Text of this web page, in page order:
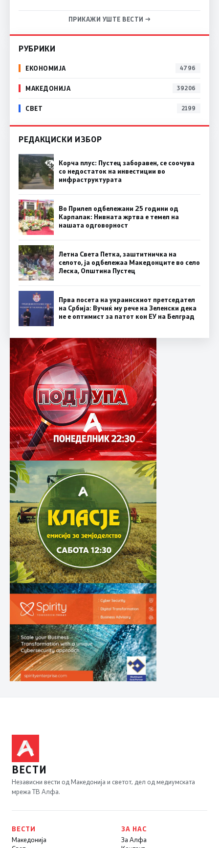
ПРИКАЖИ УШТЕ ВЕСТИ →
РУБРИКИ
ЕКОНОМИЈА 4796
МАКЕДОНИЈА 39206
СВЕТ 2199
РЕДАКЦИСКИ ИЗБОР
Корча плус: Пустец заборавен, се соочува
со недостаток на инвестиции во
инфраструктурата
Во Прилеп одбележани 25 години од
Карпалак: Нивната жртва е темел на
нашата одговорност
Летна Света Петка, заштитничка на
селото, ја одбележаа Македонците во село
Леска, Општина Пустец
Прва посета на украинскиот претседател
на Србија: Вучиќ му рече на Зеленски дека
не е оптимист за патот кон ЕУ на Белград
ВЕСТИ
Независни вести од Македонија и светот, дел од медиумската
мрежа ТВ Алфа.
ВЕСТИ
Македонија
ЗА НАС
За Алфа